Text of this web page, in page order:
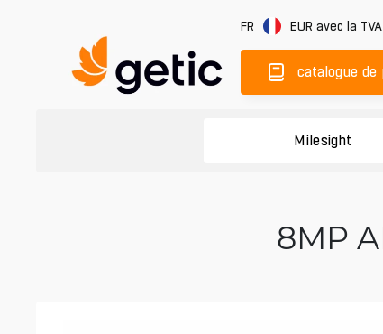
FR EUR avec la
catalogue
Milesight
8MP